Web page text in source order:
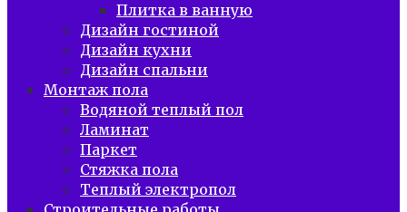
Плитка в ванную
Дизайн гостиной
Дизайн кухни
Дизайн спальни
Монтаж пола
Водяной теплый пол
Ламинат
Паркет
Стяжка пола
Теплый электропол